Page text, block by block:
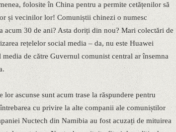
folosite în China pentru a permite cetățenilor să
și vecinilor lor! Comuniștii chinezi o numesc
acum 30 de ani? Asta doriți din nou? Mari colectări de
rețelelor social media – da, nu este Huawei
de către Guvernul comunist central ar însemna
ascunse sunt acum trase la răspundere pentru
cu privire la alte companii ale comuniștilor
Nuctech din Namibia au fost acuzați de mituirea